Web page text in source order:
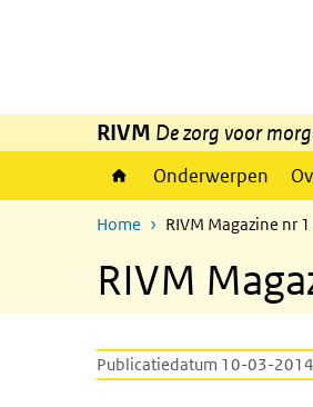
RIVM De zorg voor
Onderwerpen
Home RIVM Magazine nr
RIVM
Publicatiedatum 10-03-